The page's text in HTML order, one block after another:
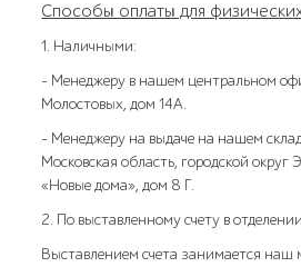
Способы оплаты для
1. Наличными:
- Менеджеру в нашем центральном
Молостовых, дом 14А.
- Менеджеру на выдаче на нашем
Московская область, городской округ
«Новые дома», дом 8 Г.
2. По выставленному счету в
Выставлением счета занимается наш